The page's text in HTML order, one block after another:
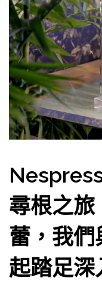
尋根之旅
蕾，我
起踏足深